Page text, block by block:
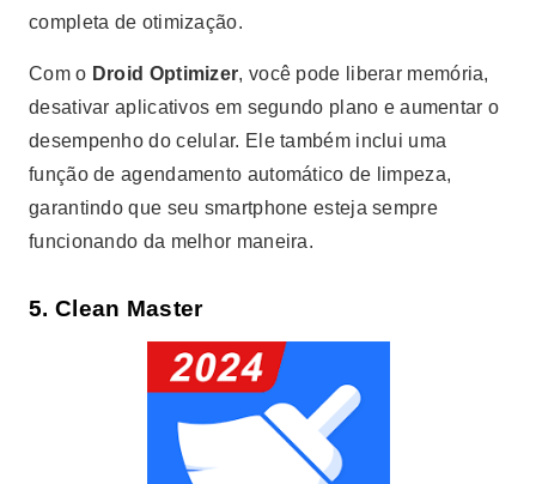
completa de otimização.
Com o Droid Optimizer, você pode liberar memória,
desativar aplicativos em segundo plano e aumentar o
desempenho do celular. Ele também inclui uma
função de agendamento automático de limpeza,
garantindo que seu smartphone esteja sempre
funcionando da melhor maneira.
5. Clean Master